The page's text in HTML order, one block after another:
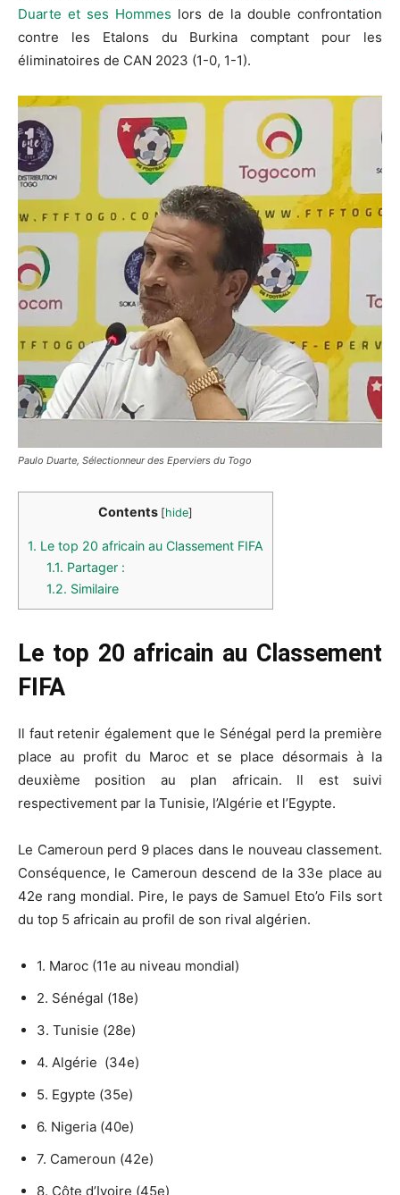
Duarte et ses Hommes lors de la double confrontation
contre les Etalons du Burkina comptant pour les
éliminatoires de CAN 2023 (1-0, 1-1).
Paulo Duarte, Sélectionneur des Eperviers du Togo
Contents [hide]
1. Le top 20 africain au Classement FIFA
1.1. Partager :
1.2. Similaire
Le top 20 africain au Classement
FIFA
Il faut retenir également que le Sénégal perd la première
place au profit du Maroc et se place désormais à la
deuxième position au plan africain. Il est suivi
respectivement par la Tunisie, l’Algérie et l’Egypte.
Le Cameroun perd 9 places dans le nouveau classement.
Conséquence, le Cameroun descend de la 33e place au
42e rang mondial. Pire, le pays de Samuel Eto’o Fils sort
du top 5 africain au profil de son rival algérien.
1. Maroc (11e au niveau mondial)
2. Sénégal (18e)
3. Tunisie (28e)
4. Algérie (34e)
5. Egypte (35e)
6. Nigeria (40e)
7. Cameroun (42e)
8. Côte d’Ivoire (45e)